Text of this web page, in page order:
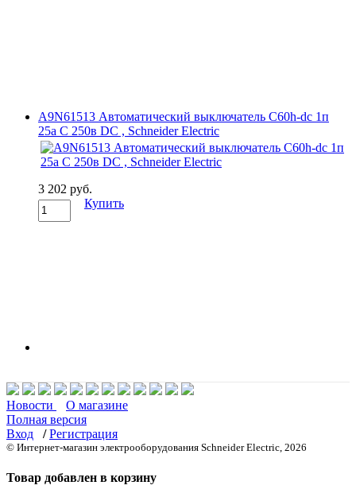
A9N61513 Автоматический выключатель C60h-dc 1п
25а C 250в DC , Schneider Electric
3 202 руб.
Купить
Новости
О магазине
Полная версия
Вход
/ Регистрация
© Интернет-магазин электрооборудования Schneider Electric, 2026
Товар добавлен в корзину